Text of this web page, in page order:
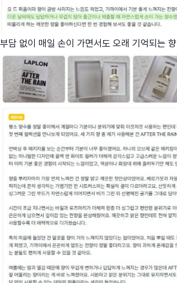
부담 없이 매일 손이 가면서도 오래 기억되는 향